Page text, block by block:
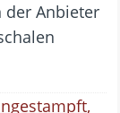
der Anbieter